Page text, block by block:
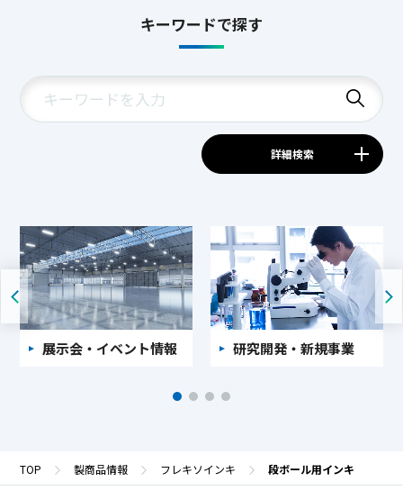
キーワードで探す
詳細検索
展示会・イベント情報 研究開発・新規事業
TOP 製商品情報 フレキソインキ 段ボール用インキ